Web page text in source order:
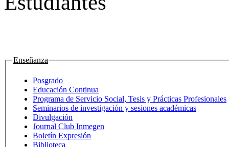
Enseñanza
Posgrado
Educación Continua
Programa de Servicio Social, Tesis y Prácticas Profesionales
Seminarios de investigación y sesiones académicas
Divulgación
Journal Club Inmegen
Boletín Expresión
Biblioteca